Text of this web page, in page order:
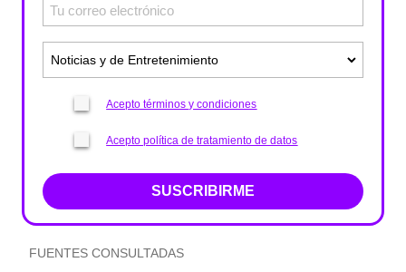
Acepto términos y condiciones
Acepto política de tratamiento de datos
SUSCRIBIRME
FUENTES CONSULTADAS